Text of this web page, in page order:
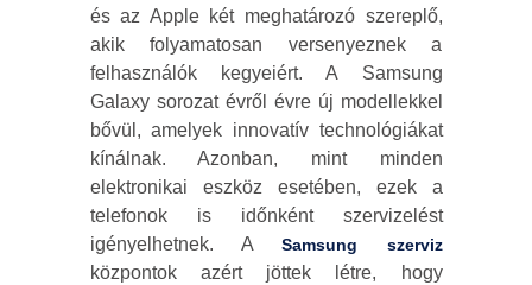
és az Apple két meghatározó szereplő,
akik folyamatosan versenyeznek a
felhasználók kegyeiért. A Samsung
Galaxy sorozat évről évre új modellekkel
bővül, amelyek innovatív technológiákat
kínálnak. Azonban, mint minden
elektronikai eszköz esetében, ezek a
telefonok is időnként szervizelést
igényelhetnek. ASamsung szerviz
központok azért jöttek létre, hogy